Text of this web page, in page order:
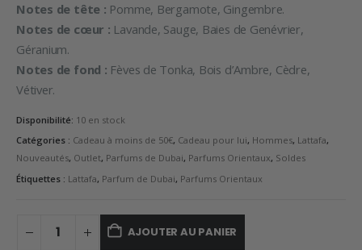
Notes de tête : Pomme, Bergamote, Gingembre.
Notes de cœur : Lavande, Sauge, Baies de Genévrier,
Géranium.
Notes de fond : Fèves de Tonka, Bois d’Ambre, Cèdre,
Vétiver.
Disponibilité: 10 en stock
Catégories : Cadeau à moins de 50€, Cadeau pour lui, Hommes, Lattafa,
Nouveautés, Outlet, Parfums de Dubai, Parfums Orientaux, Soldes
Étiquettes : Lattafa, Parfum de Dubai, Parfums Orientaux
AJOUTER AU PANIER